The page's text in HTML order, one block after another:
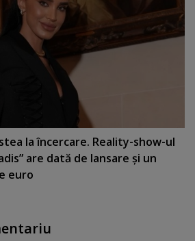
la încercare. Reality-show-ul
are dată de lansare şi un
euro